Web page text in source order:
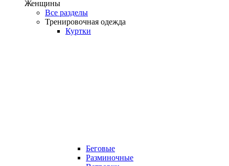
Женщины
Все разделы
Тренировочная одежда
Куртки
Беговые
Разминочные